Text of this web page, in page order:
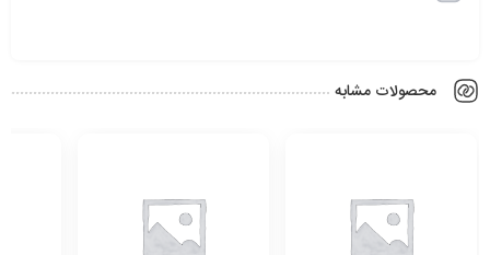
محصولات مشابه